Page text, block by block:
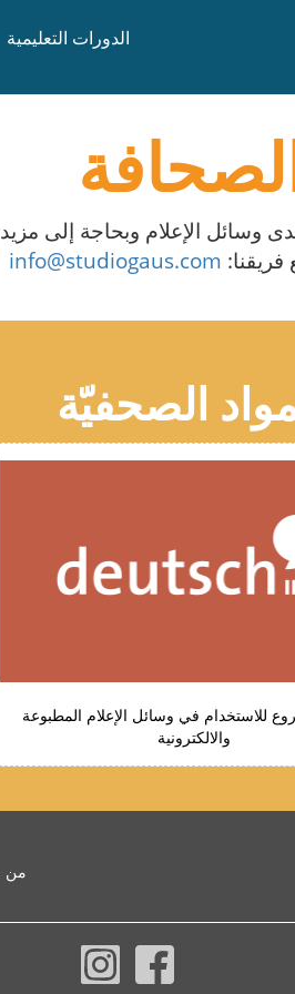
الدورات التعليمية
الإعلام وبحاجة إلى
info@studiogaus.com
الصحفيّة
للاستخدام في وسائل الإعلام المطبوعة
والالكترونية
من